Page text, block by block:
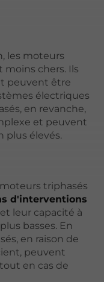
les moteurs
chers. Ils
peuvent être
électriques
en revanche,
et peuvent
plus élevés.
triphasés
d'interventions
leur capacité à
basses. En
en raison de
peuvent
en cas de